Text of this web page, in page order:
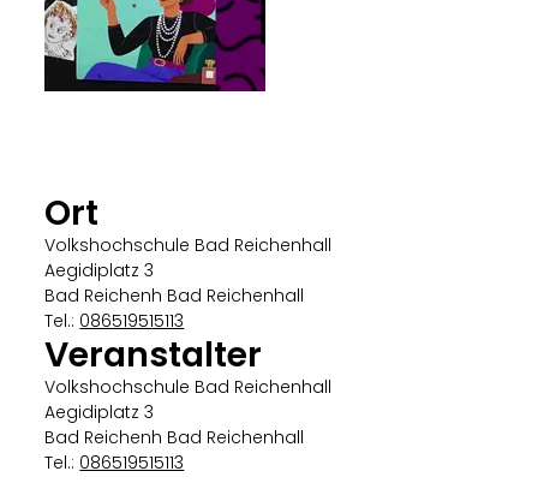
Ort
Volkshochschule Bad Reichenhall
Aegidiplatz 3
Bad Reichenh Bad Reichenhall
Tel.: 086519515113
Veranstalter
Volkshochschule Bad Reichenhall
Aegidiplatz 3
Bad Reichenh Bad Reichenhall
Tel.: 086519515113